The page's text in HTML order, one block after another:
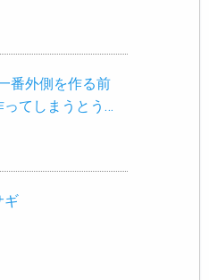
番外側を作る前
ってしまうとう…
ギ